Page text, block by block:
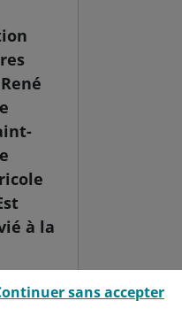
à la
par
bon fonctionnement et de
sans accepter